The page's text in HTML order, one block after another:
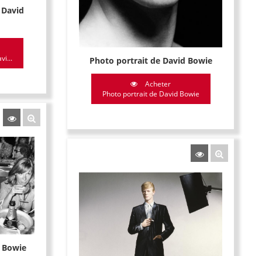
Photo portrait de David Bowie
Acheter
Photo portrait de David Bowie